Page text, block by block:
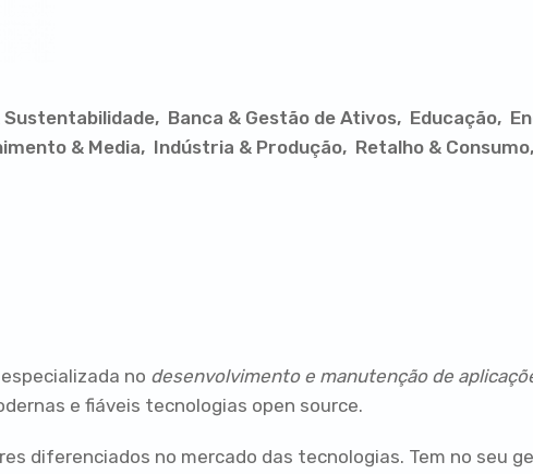
Banca & Gestão de Ativos Educação
& Media Indústria & Produção Retalho & Consumo
no desenvolvimento e manutenção de
e fiáveis tecnologias open source.
diferenciados no mercado das tecnologias. Tem no seu